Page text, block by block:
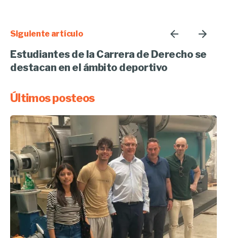
Siguiente artículo
Estudiantes de la Carrera de Derecho se
destacan en el ámbito deportivo
Últimos posteos